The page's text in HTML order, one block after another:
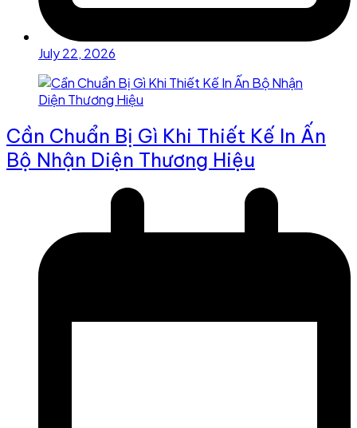
July 22, 2026
Cần Chuẩn Bị Gì Khi Thiết Kế In Ấn
Bộ Nhận Diện Thương Hiệu